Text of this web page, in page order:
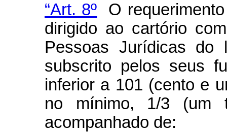
“Art. 8º O
dirigido ao cartório
Pessoas Jurídicas
subscrito pelos seus
inferior a 101 (cento e
no mínimo, 1/3 (um
acompanhado de: